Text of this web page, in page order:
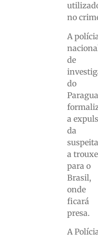
no
A
de
do
a
da
a trouxe
para o
Brasil,
onde
ficará
presa.
A